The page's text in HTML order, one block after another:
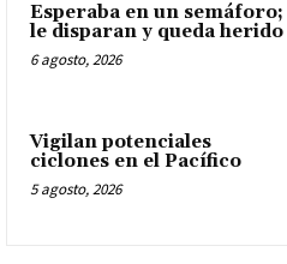
Esperaba en un semáforo;
le disparan y queda herido
6 agosto, 2026
Vigilan potenciales
ciclones en el Pacífico
5 agosto, 2026